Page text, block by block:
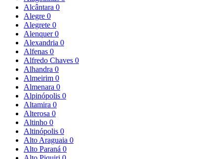
Alcântara 0
Alegre 0
Alegrete 0
Alenquer0
Alexandria 0
Alfenas 0
Alfredo Chaves 0
Alhandra 0
Almeirim 0
Almenara 0
Alpinópolis 0
Altamira 0
Alterosa 0
Altinho 0
Altinópolis 0
Alto Araguaia 0
Alto Paraná 0